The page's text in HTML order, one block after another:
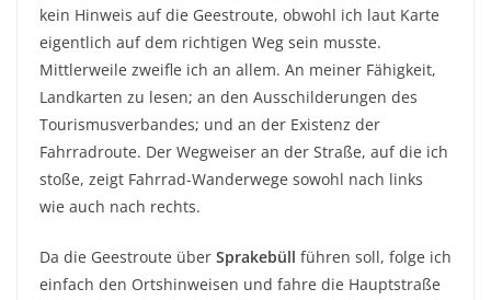
kein Hinweis auf die Geestroute, obwohl ich laut Karte
eigentlich auf dem richtigen Weg sein musste.
Mittlerweile zweifle ich an allem. An meiner Fähigkeit,
Landkarten zu lesen; an den Ausschilderungen des
Tourismusverbandes; und an der Existenz der
Fahrradroute. Der Wegweiser an der Straße, auf die ich
stoße, zeigt Fahrrad-Wanderwege sowohl nach links
wie auch nach rechts.
Da die Geestroute über Sprakebüll führen soll, folge ich
einfach den Ortshinweisen und fahre die Hauptstraße